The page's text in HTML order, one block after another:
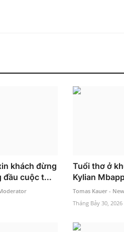
khách đừng
đầu cuộc t...
Tuổi thơ ở
Kylian
Tomas Kauer -
Tháng Bảy 30, 2026